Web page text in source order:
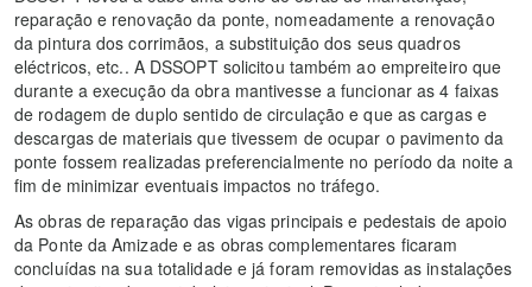
reparação e renovação da ponte, nomeadamente a renovação
da pintura dos corrimãos, a substituição dos seus quadros
eléctricos, etc.. A DSSOPT solicitou também ao empreiteiro que
durante a execução da obra mantivesse a funcionar as 4 faixas
de rodagem de duplo sentido de circulação e que as cargas e
descargas de materiais que tivessem de ocupar o pavimento da
ponte fossem realizadas preferencialmente no período da noite a
fim de minimizar eventuais impactos no tráfego.
As obras de reparação das vigas principais e pedestais de apoio
da Ponte da Amizade e as obras complementares ficaram
concluídas na sua totalidade e já foram removidas as instalações